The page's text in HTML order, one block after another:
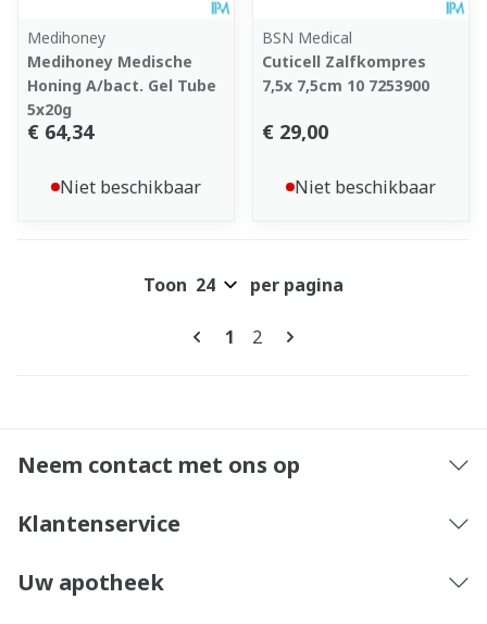
Medihoney
Medihoney Medische
Honing A/bact. Gel Tube
5x20g
€ 64,34
Niet beschikbaar
BSN Medical
Cuticell Zalfkompres
7,5x 7,5cm 10 7253900
€ 29,00
Niet beschikbaar
Pagina's
U lees momenteel pagina
1 Pagina
2
Toon per pagina
Neem contact met ons op
Klantenservice
Uw apotheek